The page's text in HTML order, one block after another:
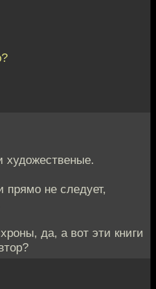
художественые.
не следует,
да, а вот эти книги